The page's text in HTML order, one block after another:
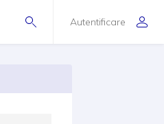
Autentificare